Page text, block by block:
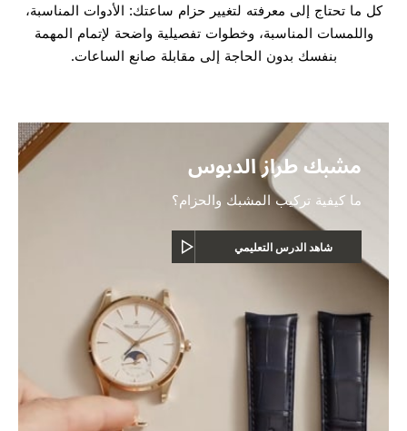
كل ما تحتاج إلى معرفته لتغيير حزام ساعتك: الأدوات المناسبة،
واللمسات المناسبة، وخطوات تفصيلية واضحة لإتمام المهمة
بنفسك بدون الحاجة إلى مقابلة صانع الساعات.
مشبك طراز الدبوس
ما كيفية تركيب المشبك والحزام؟
شاهد الدرس التعليمي